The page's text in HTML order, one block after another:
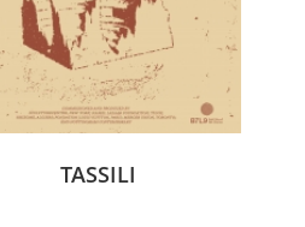
TASSILI